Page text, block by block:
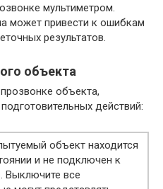
мультиметром.
может привести к ошибкам
результатов.
объекта
объекта,
действий:
объект находится
и не подключен к
Выключите все